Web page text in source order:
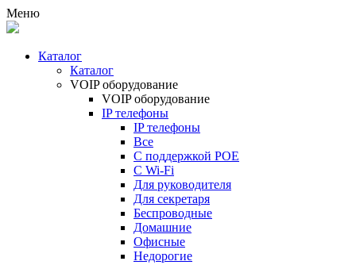
Меню
Каталог
Каталог
VOIP оборудование
VOIP оборудование
IP телефоны
IP телефоны
Все
С поддержкой POE
C Wi-Fi
Для руководителя
Для секретаря
Беспроводные
Домашние
Офисные
Недорогие